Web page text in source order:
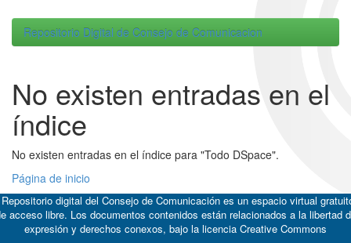
Repositorio Digital de Consejo de Comunicacion
No existen entradas en el
índice
No existen entradas en el índice para "Todo DSpace".
Página de inicio
digital del Consejo de Comunicación es un espacio virtual
acceso libre. Los documentos contenidos están relacionados a la libertad
expresión y derechos conexos, bajo la licencia Creative Commons